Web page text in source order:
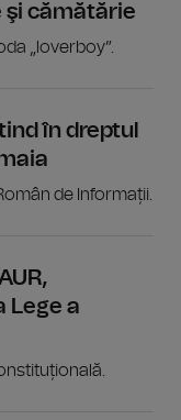
şi cămătărie
„loverboy”.
în dreptul
de Informații.
Lege a